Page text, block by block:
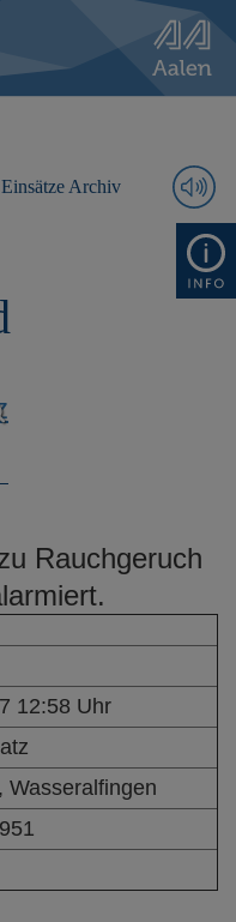
Einsätze Archiv
Rauchgeruch
12:58 Uhr
Wasseralfingen